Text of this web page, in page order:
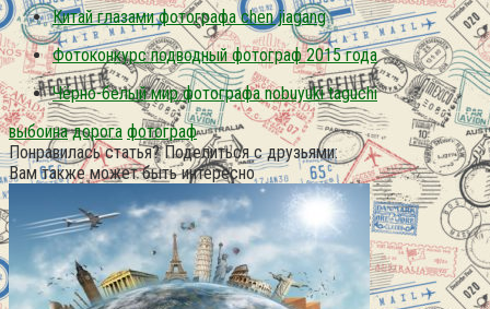
Китай глазами фотографа chen jiagang
Фотоконкурс подводный фотограф 2015 года
Чёрно-белый мир фотографа nobuyuki taguchi
выбоина дорога фотограф
Понравилась статья? Поделиться с друзьями:
Вам также может быть интересно